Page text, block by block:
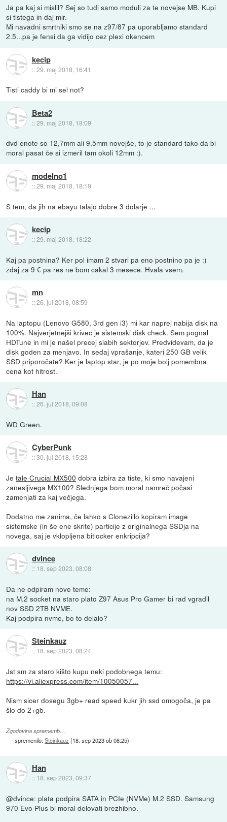
Ja pa kaj si mislil? Sej so tudi samo moduli za te novejse MB. Kupi
si tistega in daj mir.
Mi navadni smrtniki smo se na z97/87 pa uporabljamo standard
2.5...pa je fensi da ga vidijo cez plexi okencem
kecip
::29. maj 2018, 16:41
Tisti caddy bi mi sel not?
Beta2
::29. maj 2018, 18:09
dvd enote so 12,7mm ali 9,5mm novejše, to je standard tako da bi
moral pasat če si izmeril tam okoli 12mm :).
modelno1
::29. maj 2018, 18:19
S tem, da jih na ebayu talajo dobre 3 dolarje ...
kecip
::29. maj 2018, 18:22
Kaj pa postnina? Ker pol imam 2 stvari pa eno postnino pa je :)
zdaj za 9 € pa res ne bom cakal 3 mesece. Hvala vsem.
mn
::26. jul 2018, 08:59
Na laptopu (Lenovo G580, 3rd gen i3) mi kar naprej nabija disk na
100%. Najverjetnejši krivec je sistemski disk check. Sem pognal
HDTune in mi je našel precej slabih sektorjev. Predvidevam, da je
disk goden za menjavo. In sedaj vprašanje, kateri 250 GB velik
SSD priporočate? Ker je laptop star, je po moje bolj pomembna
cena kot hitrost.
Han
::26. jul 2018, 09:08
WD Green.
CyberPunk
::30. jul 2018, 15:28
Jetale Crucial MX500 dobra izbira za tiste, ki smo navajeni
zanesljivega MX100? Slednjega bom moral namreč počasi
zamenjati za kaj večjega.
Dodatno me zanima, če lahko s Clonezillo kopiram image
sistemske (in še ene skrite) particije z originalnega SSDja na
novega, saj je vklopljena bitlocker enkripcija?
dvince
:: 18. sep 2023, 08:08
Da ne odpiram nove teme:
na M.2 socket na staro plato Z97 Asus Pro Gamer bi rad vgradil
nov SSD 2TB NVME.
Kaj podpira nvme, bo to delalo?
Steinkauz
:: 18. sep 2023, 08:24
Jst sm za staro kišto kupu neki podobnega temu:
https://vi.aliexpress.com/item/10050057...
Nism sicer dosegu 3gb+ read speed kukr jih ssd omogoča, je pa
šlo do 2+gb.
Zgodovina sprememb…
spremenilo:Steinkauz (18. sep 2023 ob 08:25)
Han
:: 18. sep 2023, 09:37
@dvince: plata podpira SATA in PCIe (NVMe) M.2 SSD. Samsung
970 Evo Plus bi moral delovati brezhibno.